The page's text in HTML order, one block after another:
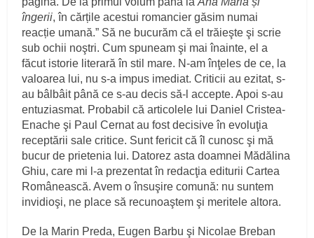
îngerii, în cărțile acestui romancier găsim numai
reacție umană.” Să ne bucurăm că el trăieşte şi scrie
sub ochii noştri. Cum spuneam şi mai înainte, el a
făcut istorie literară în stil mare. N-am înţeles de ce, la
valoarea lui, nu s-a impus imediat. Criticii au ezitat, s-
au bâlbâit până ce s-au decis să-l accepte. Apoi s-au
entuziasmat. Probabil că articolele lui Daniel Cristea-
Enache şi Paul Cernat au fost decisive în evoluţia
receptării sale critice. Sunt fericit că îl cunosc şi mă
bucur de prietenia lui. Datorez asta doamnei Mădălina
Ghiu, care mi l-a prezentat în redacţia editurii Cartea
Românească. Avem o însuşire comună: nu suntem
invidioşi, ne place să recunoaştem şi meritele altora.
De la Marin Preda, Eugen Barbu şi Nicolae Breban